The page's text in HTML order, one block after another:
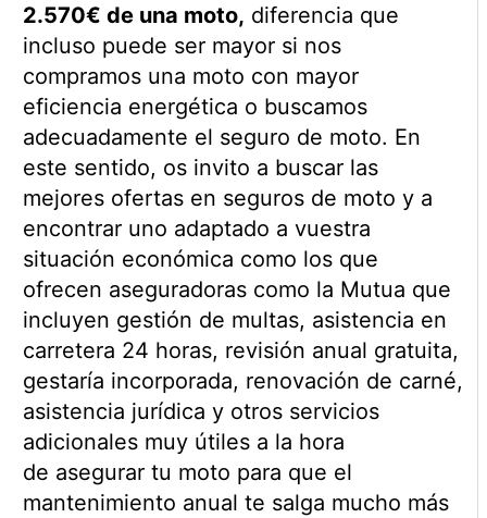
2.570€ de una moto, diferencia que
incluso puede ser mayor si nos
compramos una moto con mayor
eficiencia energética o buscamos
adecuadamente el seguro de moto. En
este sentido, os invito a buscar las
mejores ofertas en seguros de moto y a
encontrar uno adaptado a vuestra
situación económica como los que
ofrecen aseguradoras como la Mutua que
incluyen gestión de multas, asistencia en
carretera 24 horas, revisión anual gratuita,
gestaría incorporada, renovación de carné,
asistencia jurídica y otros servicios
adicionales muy útiles a la hora
de asegurar tu moto para que el
mantenimiento anual te salga mucho más